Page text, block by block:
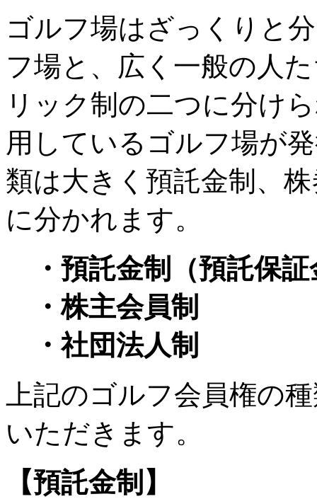
ゴルフ場はざっくりと
フ場と、広く一般の人
リック制の二つに分け
用しているゴルフ場が
類は大きく預託金制、
に分かれます。
・預託金制（預託保
・株主会員制
・社団法人制
上記のゴルフ会員権の
いただきます。
【預託金制】